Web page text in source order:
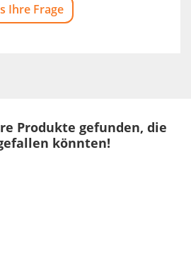
Ihre Frage
Produkte gefunden, die
könnten!